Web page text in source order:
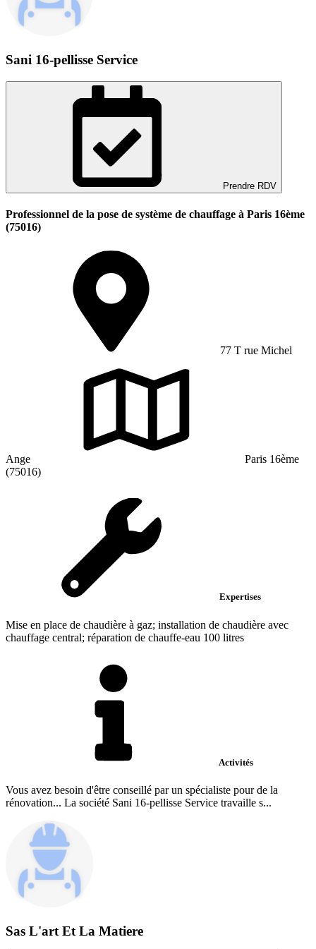
Sani 16-pellisse Service
Prendre RDV
Professionnel de la pose de système de chauffage à Paris 16ème
(75016)
77 T rue Michel
Ange
Paris 16ème
(75016)
Expertises
Mise en place de chaudière à gaz; installation de chaudière avec
chauffage central; réparation de chauffe-eau 100 litres
Activités
Vous avez besoin d'être conseillé par un spécialiste pour de la
rénovation... La société Sani 16-pellisse Service travaille s...
Sas L'art Et La Matiere